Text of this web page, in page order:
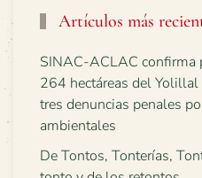
Artículos más
SINAC-ACLAC confirma
264 hectáreas del
tres denuncias penales
ambientales
De Tontos, Tonterías,